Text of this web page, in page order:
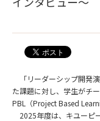
「リーダーシップ開発
た課題に対し、学生がチ
PBL（Project Based
2025年度は、キユーピ